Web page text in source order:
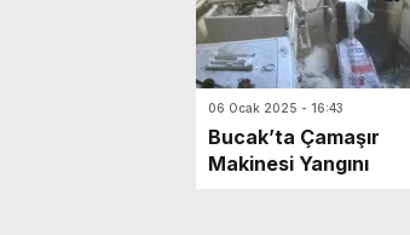
06 Ocak 2025 - 16:43
Bucak’ta Çamaşır
Makinesi Yangını